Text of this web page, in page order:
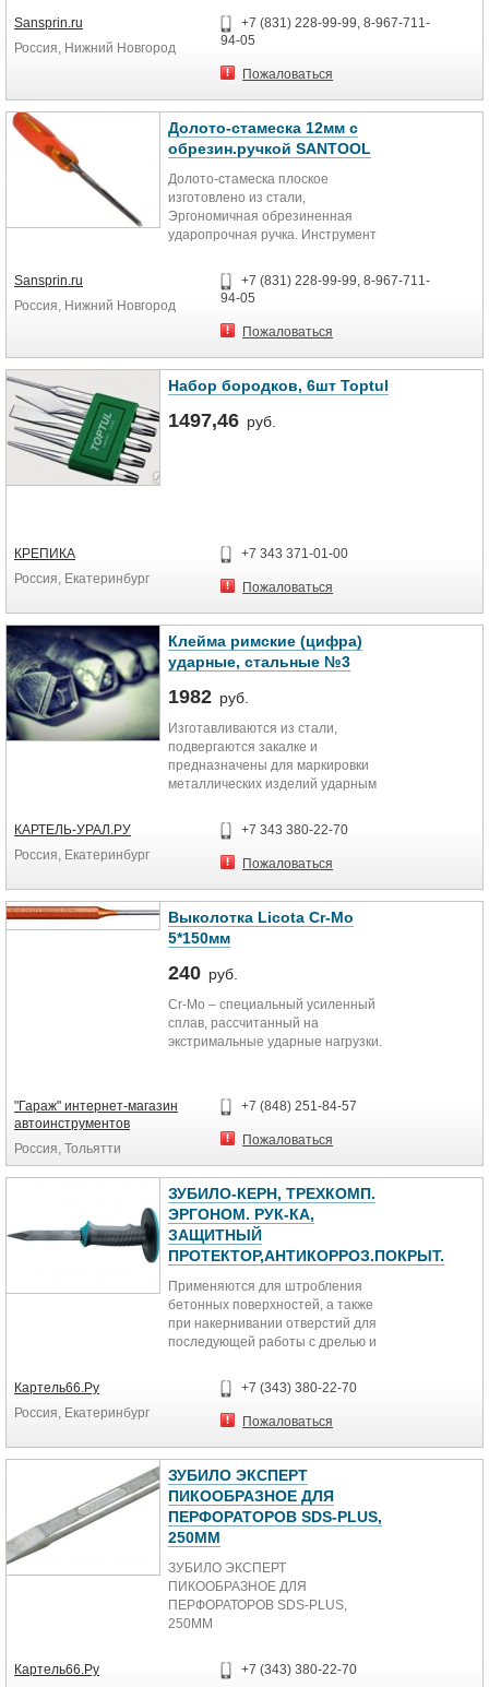
долото и стамеска. Предназначено
для строгания, выборки неглубоких
гнезд, пазов, прорезания
отверстий в древесине мягких и
Sansprin.ru
Россия, Нижний Новгород
+7 (831) 228-99-99, 8-967-711-
94-05
Пожаловаться
Долото-стамеска 12мм с
обрезин.ручкой SANTOOL
Долото-стамеска плоское
изготовлено из стали,
Эргономичная обрезиненная
ударопрочная ручка. Инструмент
долото и стамеска. Предназначено
для строгания, выборки неглубоких
гнезд, пазов, прорезания
отверстий в древесине мягких и
Sansprin.ru
Россия, Нижний Новгород
+7 (831) 228-99-99, 8-967-711-
94-05
Пожаловаться
Набор бородков, 6шт Toptul
1497,46 руб.
КРЕПИКА
Россия, Екатеринбург
+7 343 371-01-00
Пожаловаться
Клейма римские (цифра)
ударные, стальные №3
1982 руб.
Изготавливаются из стали,
подвергаются закалке и
предназначены для маркировки
металлических изделий ударным
клеймо представляет из себя
стержень, длиной 80...120 мм с
нанесённым на торце рисунком.
КАРТЕЛЬ-УРАЛ.РУ
Россия, Екатеринбург
+7 343 380-22-70
Пожаловаться
Выколотка Licota Cr-Mo
5*150мм
240 руб.
Cr-Mo – специальный усиленный
сплав, рассчитанный на
экстримальные ударные нагрузки.
"Гараж" интернет-магазин
автоинструментов
Россия, Тольятти
+7 (848) 251-84-57
Пожаловаться
ЗУБИЛО-КЕРН, ТРЕХКОМП.
ЭРГОНОМ. РУК-КА,
ЗАЩИТНЫЙ
ПРОТЕКТОР,АНТИКОРРОЗ.ПОКРЫТ.
Применяются для штробления
бетонных поверхностей, а также
при накернивании отверстий для
последующей работы с дрелью и
1. В отличие от традиционных
зубил по камню, изготавливаемых
преимущественно из
изготовления зубил GROSS
применяется сталь CrV
(хромванадиевая сталь), что
обеспечивает им более высокие
качественные характери¬стики.
2. Полотно инструмента GROSS
покрыто защитной
антикоррозийной эмалью. Рабочая
Картель66.Ру
Россия, Екатеринбург
+7 (343) 380-22-70
Пожаловаться
ЗУБИЛО ЭКСПЕРТ
ПИКООБРАЗНОЕ ДЛЯ
ПЕРФОРАТОРОВ SDS-PLUS,
250ММ
ЗУБИЛО ЭКСПЕРТ
ПИКООБРАЗНОЕ ДЛЯ
ПЕРФОРАТОРОВ SDS-PLUS,
250ММ
Картель66.Ру +7 (343) 380-22-70